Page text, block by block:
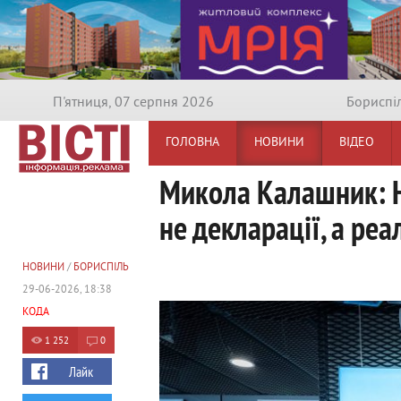
П'ятниця, 07 серпня 2026
ГОЛОВНА НОВИНИ ВІДЕО
Микола Калашник:
не декларації, а
НОВИНИ/ БОРИСПІЛЬ
29-06-2026, 18:38
КОДА
1 252 0
Лайк